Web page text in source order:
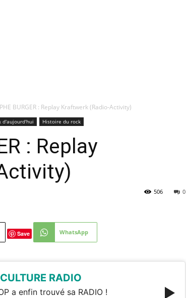
BURGER : Replay Kraftwerk (Radio-Activity)
d'aujourd'hui Histoire du rock
: Replay
0
506
Save WhatsApp
RADIO
a enfin trouvé sa RADIO !